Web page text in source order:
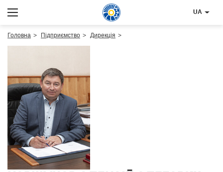
UA
Головна Підприємство Дирекція